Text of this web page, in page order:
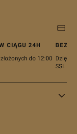
CIĄGU 24H
do 12:00 Dzięki
SSL